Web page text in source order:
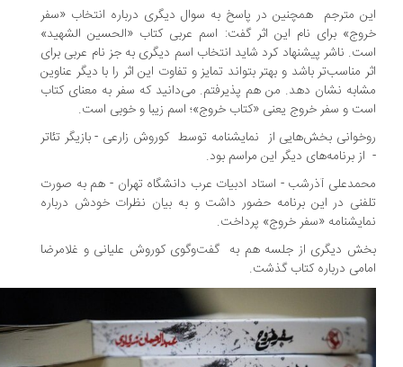
مترجم همچنین در پاسخ به سوال دیگری درباره انتخاب «سفر
برای نام این اثر گفت: اسم عربی کتاب «الحسین الشهید»
ناشر پیشنهاد کرد شاید انتخاب اسم دیگری به جز نام عربی برای
مناسب‌تر باشد و بهتر بتواند تمایز و تفاوت این اثر را با دیگر عناوین
نشان دهد. من هم پذیرفتم. می‌دانید که سفر به معنای کتاب
و سفر خروج یعنی «کتاب خروج»؛ اسم زیبا و خوبی است.
بخش‌هایی از نمایشنامه توسط کوروش زارعی - بازیگر تئاتر
برنامه‌های دیگر این مراسم بود.
آذرشب - استاد ادبیات عرب دانشگاه تهران - هم به صورت
در این برنامه حضور داشت و به بیان نظرات خودش درباره
«سفر خروج» پرداخت.
دیگری از جلسه هم به گفت‌وگوی کوروش علیانی و غلامرضا
درباره کتاب گذشت.